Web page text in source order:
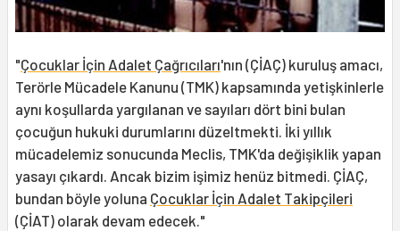
"Çocuklar İçin Adalet Çağrıcıları'nın (ÇİAÇ) kuruluş amacı,
Terörle Mücadele Kanunu (TMK) kapsamında yetişkinlerle
aynı koşullarda yargılanan ve sayıları dört bini bulan
çocuğun hukuki durumlarını düzeltmekti. İki yıllık
mücadelemiz sonucunda Meclis, TMK'da değişiklik yapan
yasayı çıkardı. Ancak bizim işimiz henüz bitmedi. ÇİAÇ,
bundan böyle yoluna Çocuklar İçin Adalet Takipçileri
(ÇİAT) olarak devam edecek."